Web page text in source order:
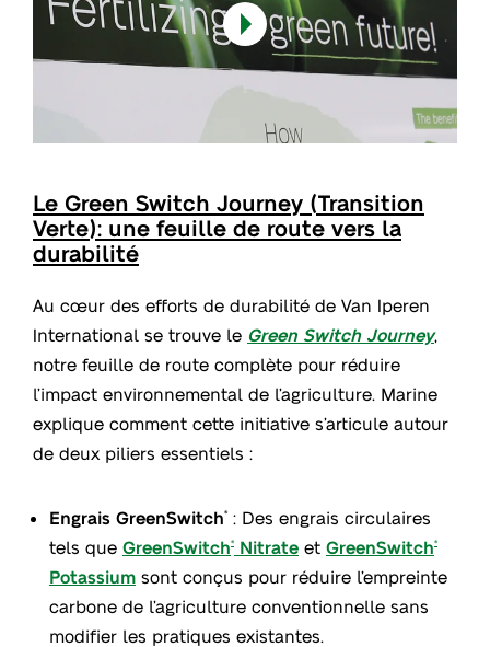
Le Green Switch Journey (Transition
Verte): une feuille de route vers la
durabilité
Au cœur des efforts de durabilité de Van Iperen
International se trouve le Green Switch Journey,
notre feuille de route complète pour réduire
l’impact environnemental de l’agriculture. Marine
explique comment cette initiative s’articule autour
de deux piliers essentiels :
Engrais GreenSwitch®
: Des engrais circulaires
tels que GreenSwitch® Nitrate et GreenSwitch®
Potassium sont conçus pour réduire l’empreinte
carbone de l’agriculture conventionnelle sans
modifier les pratiques existantes.